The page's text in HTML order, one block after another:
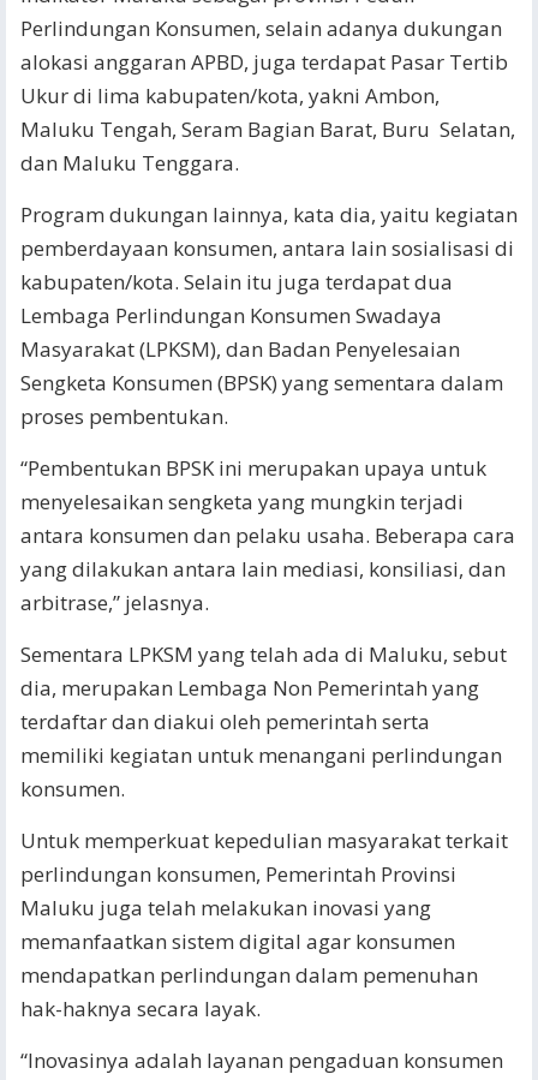
Perlindungan Konsumen, selain adanya dukungan
alokasi anggaran APBD, juga terdapat Pasar Tertib
Ukur di lima kabupaten/kota, yakni Ambon,
Maluku Tengah, Seram Bagian Barat, Buru Selatan,
dan Maluku Tenggara.
Program dukungan lainnya, kata dia, yaitu kegiatan
pemberdayaan konsumen, antara lain sosialisasi di
kabupaten/kota. Selain itu juga terdapat dua
Lembaga Perlindungan Konsumen Swadaya
Masyarakat (LPKSM), dan Badan Penyelesaian
Sengketa Konsumen (BPSK) yang sementara dalam
proses pembentukan.
“Pembentukan BPSK ini merupakan upaya untuk
menyelesaikan sengketa yang mungkin terjadi
antara konsumen dan pelaku usaha. Beberapa cara
yang dilakukan antara lain mediasi, konsiliasi, dan
arbitrase,” jelasnya.
Sementara LPKSM yang telah ada di Maluku, sebut
dia, merupakan Lembaga Non Pemerintah yang
terdaftar dan diakui oleh pemerintah serta
memiliki kegiatan untuk menangani perlindungan
konsumen.
Untuk memperkuat kepedulian masyarakat terkait
perlindungan konsumen, Pemerintah Provinsi
Maluku juga telah melakukan inovasi yang
memanfaatkan sistem digital agar konsumen
mendapatkan perlindungan dalam pemenuhan
hak-haknya secara layak.
“Inovasinya adalah layanan pengaduan konsumen